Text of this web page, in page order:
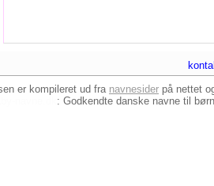
er kompileret ud fra navnesider på nettet
: Godkendte danske navne til børn